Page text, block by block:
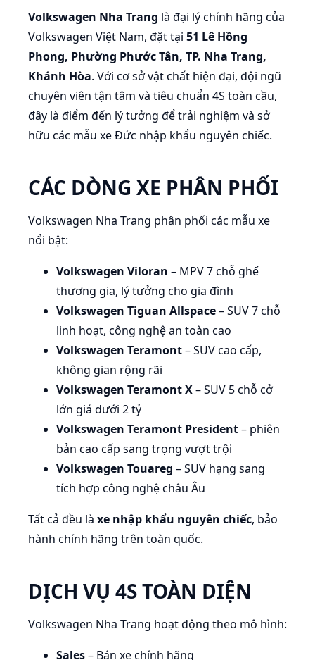
Volkswagen Nha Trang là đại lý chính hãng của
Volkswagen Việt Nam, đặt tại 51 Lê Hồng
Phong, Phường Phước Tân, TP. Nha Trang,
Khánh Hòa. Với cơ sở vật chất hiện đại, đội ngũ
chuyên viên tận tâm và tiêu chuẩn 4S toàn cầu,
đây là điểm đến lý tưởng để trải nghiệm và sở
hữu các mẫu xe Đức nhập khẩu nguyên chiếc.
CÁC DÒNG XE PHÂN PHỐI
Volkswagen Nha Trang phân phối các mẫu xe
nổi bật:
Volkswagen Viloran – MPV 7 chỗ ghế
thương gia, lý tưởng cho gia đình
Volkswagen Tiguan Allspace– SUV 7 chỗ
linh hoạt, công nghệ an toàn cao
Volkswagen Teramont– SUV cao cấp,
không gian rộng rãi
Volkswagen Teramont X– SUV 5 chỗ cở
lớn giá dưới 2 tỷ
Volkswagen Teramont President– phiên
bản cao cấp sang trọng vượt trội
Volkswagen Touareg – SUV hạng sang
tích hợp công nghệ châu Âu
Tất cả đều là xe nhập khẩu nguyên chiếc, bảo
hành chính hãng trên toàn quốc.
DỊCH VỤ 4S TOÀN DIỆN
Volkswagen Nha Trang hoạt động theo mô hình:
Sales– Bán xe chính hãng